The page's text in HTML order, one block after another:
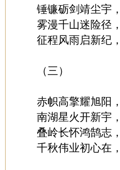
锤镰砺剑靖尘宇
雾漫千山迷险径
征程风雨启新纪
（三）
赤帜高擎耀旭阳
南湖星火开新宇
叠岭长怀鸿鹄志
千秋伟业初心在